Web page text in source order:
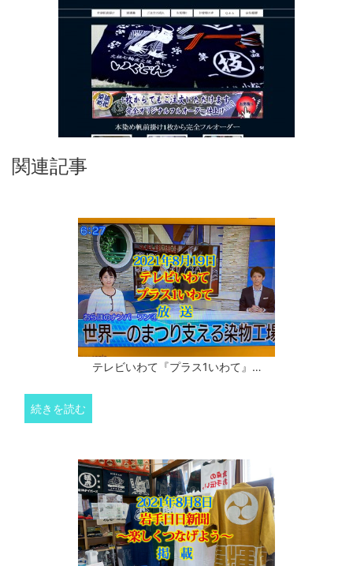
関連記事
テレビいわて『プラス1いわて』…
続きを読む